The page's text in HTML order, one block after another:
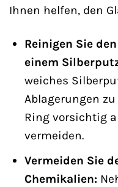
Ihnen helfen, den
Reinigen Sie
einem
weiches
Ablagerungen
Ring vorsichtig
vermeiden.
Vermeiden Sie
Chemikalien: